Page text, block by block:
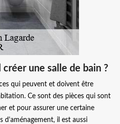
une salle de bain ?
qui peuvent et doivent être
Ce sont des pièces qui sont
et pour assurer une certaine
d'aménagement, il est aussi